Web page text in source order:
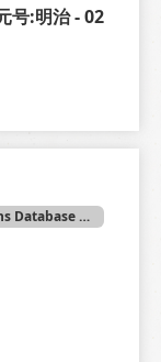
号:明治 - 02
Rekihaku Collection Database (Collections Database of the National Museum of Japanese History)